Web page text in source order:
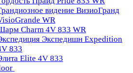
видение ВизиоГранд
WR
Charm 4V 833 WR
Экспедишн Expedition
833
Elite 4V 833